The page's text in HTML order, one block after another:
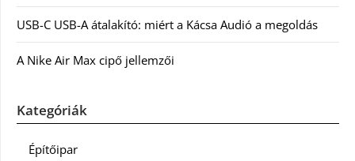
USB-C USB-A átalakító: miért a Kácsa Audió a megoldás
A Nike Air Max cipő jellemzői
Kategóriák
Építőipar